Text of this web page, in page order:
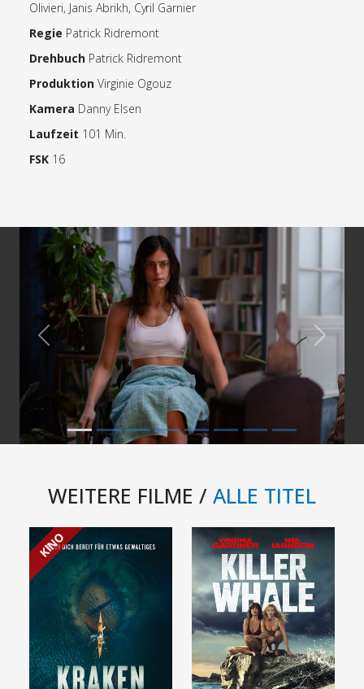
Olivieri, Janis Abrikh, Cyril Garnier
Regie Patrick Ridremont
Drehbuch Patrick Ridremont
Produktion Virginie Ogouz
Kamera Danny Elsen
Laufzeit 101 Min.
FSK 16
Previous Next
WEITERE FILME / ALLE TITEL
KINO